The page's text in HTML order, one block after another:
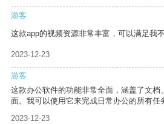
游客
这款app的视频资源非常丰富，可以满足我
2023-12-23
游客
这款办公软件的功能非常全面，涵盖了文档
面。我可以使用它来完成日常办公的所有任
2023-12-23